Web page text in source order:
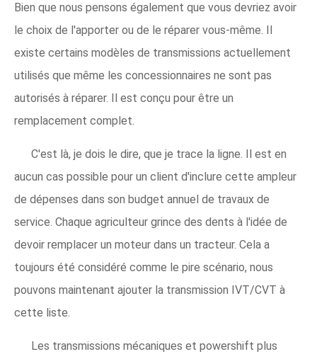
Bien que nous pensons également que vous devriez avoir
le choix de l'apporter ou de le réparer vous-même. Il
existe certains modèles de transmissions actuellement
utilisés que même les concessionnaires ne sont pas
autorisés à réparer. Il est conçu pour être un
remplacement complet.
C'est là, je dois le dire, que je trace la ligne. Il est en
aucun cas possible pour un client d'inclure cette ampleur
de dépenses dans son budget annuel de travaux de
service. Chaque agriculteur grince des dents à l'idée de
devoir remplacer un moteur dans un tracteur. Cela a
toujours été considéré comme le pire scénario, nous
pouvons maintenant ajouter la transmission IVT/CVT à
cette liste.
Les transmissions mécaniques et powershift plus